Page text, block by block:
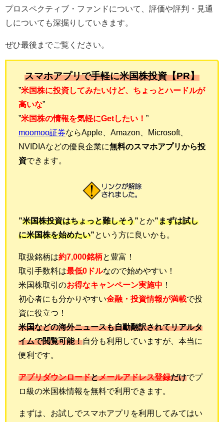
プロスペクティブ・ファンドについて、評価や評判・見通
しについても深掘りしていきます。
ぜひ最後までご覧ください。
スマホアプリで手軽に米国株投資【PR】
”米国株に投資してみたいけど、ちょっとハードルが
高いな”
”米国株の情報を気軽にGetしたい！ ”
moomoo証券ならApple、Amazon、Microsoft、
NVIDIAなどの優良企業に無料のスマホアプリから投
資できます。
”米国株投資はちょっと難しそう” とか”まずは試し
に米国株を始めたい” という方に良いかも。
取扱銘柄は約7,000銘柄と豊富！
取引手数料は最低0ドルなので始めやすい！
米国株取引のお得なキャンペーン実施中 ！
初心者にも分かりやすい金融・投資情報が満載で投
資に役立つ ！
米国などの海外ニュースも自動翻訳されてリアルタ
イムで閲覧可能！自分も利用していますが、本当に
便利です。
アプリダウンロードとメールアドレス登録だけでプ
ロ級の米国株情報を無料で利用できます。
まずは、お試しでスマホアプリを利用してみてはい